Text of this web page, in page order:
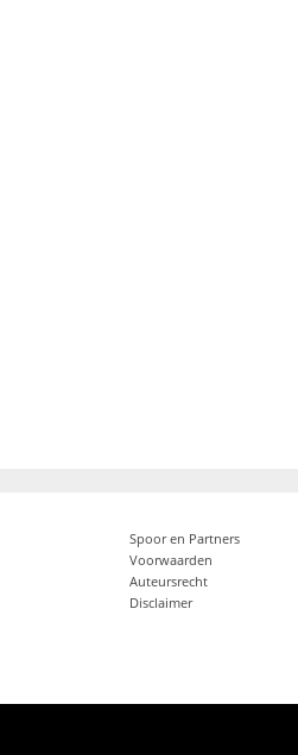
Spoor en Partners
Voorwaarden
Auteursrecht
Disclaimer